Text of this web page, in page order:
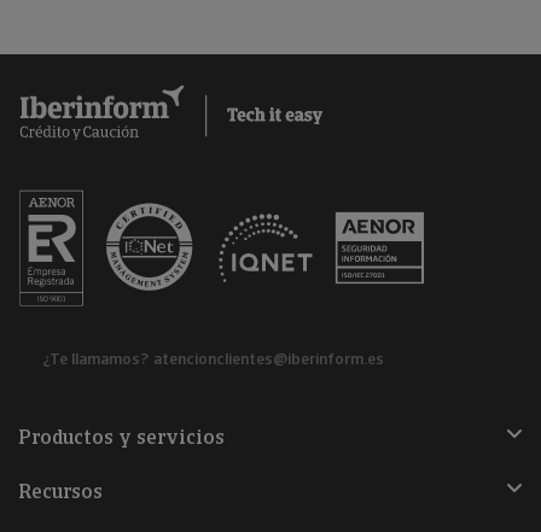
¿Te llamamos? atencionclientes@iberinform.es
Productos y servicios
Recursos